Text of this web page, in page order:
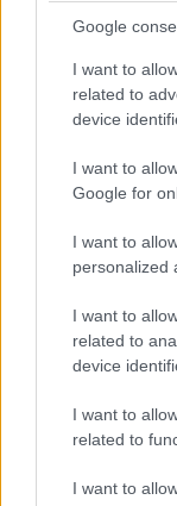
Google
I want to
related to
device
I want to
Google for
I want to
personalized
I want to
related to
device
I want to
related to
I want to
predanjima o
dolaska na
potekla voda,
stijene imaju
Ajvaz-dedino
desetina
#ajvatovica